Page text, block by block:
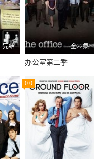
完结 全22集
办公室第二季
0.0